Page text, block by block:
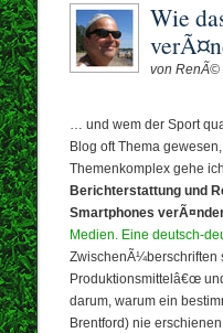
Wie
von RenÃ©
… und wem der Sport
Blog oft Thema
Themenkomplex gehe
Berichterstattung und
Smartphones
Medien. Eine deutsch-
ZwischenÃ¼berschriften
Produktionsmittelâ€œ
darum, warum ein
Brentford) nie